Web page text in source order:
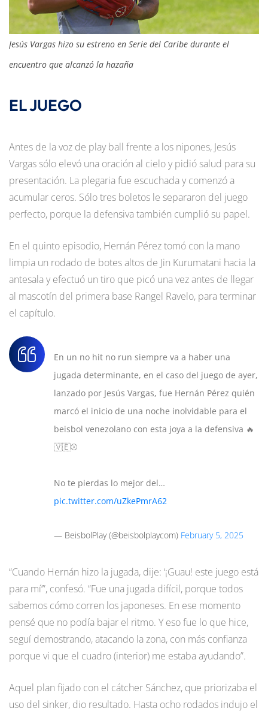
Jesús Vargas hizo su estreno en Serie del Caribe durante el
encuentro que alcanzó la hazaña
EL JUEGO
Antes de la voz de play ball frente a los nipones, Jesús
Vargas sólo elevó una oración al cielo y pidió salud para su
presentación. La plegaria fue escuchada y comenzó a
acumular ceros. Sólo tres boletos le separaron del juego
perfecto, porque la defensiva también cumplió su papel.
En el quinto episodio, Hernán Pérez tomó con la mano
limpia un rodado de botes altos de Jin Kurumatani hacia la
antesala y efectuó un tiro que picó una vez antes de llegar
al mascotín del primera base Rangel Ravelo, para terminar
el capítulo.
En un no hit no run siempre va a haber una
jugada determinante, en el caso del juego de ayer,
lanzado por Jesús Vargas, fue Hernán Pérez quién
marcó el inicio de una noche inolvidable para el
beisbol venezolano con esta joya a la defensiva 🔥
🇻🇪⚾
No te pierdas lo mejor del…
pic.twitter.com/uZkePmrA62
— BeisbolPlay (@beisbolplaycom) February 5, 2025
“Cuando Hernán hizo la jugada, dije: ‘¡Guau! este juego está
para mí’”, confesó. “Fue una jugada difícil, porque todos
sabemos cómo corren los japoneses. En ese momento
pensé que no podía bajar el ritmo. Y eso fue lo que hice,
seguí demostrando, atacando la zona, con más confianza
porque vi que el cuadro (interior) me estaba ayudando”.
Aquel plan fijado con el cátcher Sánchez, que priorizaba el
uso del sinker, dio resultado. Hasta ocho rodados indujo el